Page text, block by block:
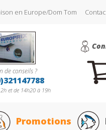
en Europe/Dom Tom
de conseils ?
et de 14h20 à 19h
Promotions